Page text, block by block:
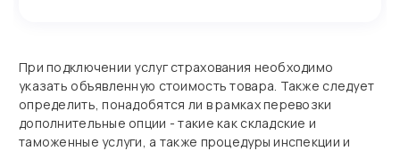
При подключении услуг страхования необходимо
указать объявленную стоимость товара. Также следует
определить, понадобятся ли в рамках перевозки
дополнительные опции - такие как складские и
таможенные услуги, а также процедуры инспекции и